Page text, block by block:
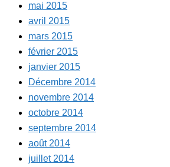
mai 2015
avril 2015
mars 2015
février 2015
janvier 2015
Décembre 2014
novembre 2014
octobre 2014
septembre 2014
août 2014
juillet 2014